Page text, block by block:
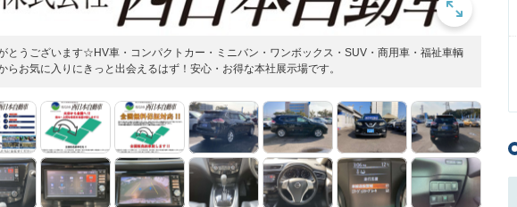
とうございます☆HV車・コンパクトカー・ミニバン・ワンボックス・SUV・商用車・福祉車輌
らお気に入りにきっと出会えるはず！安心・お得な本社展示場です。